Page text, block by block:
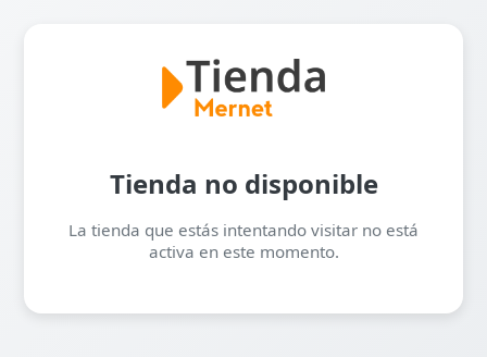
Tienda no disponible
La tienda que estás intentando visitar no está
activa en este momento.